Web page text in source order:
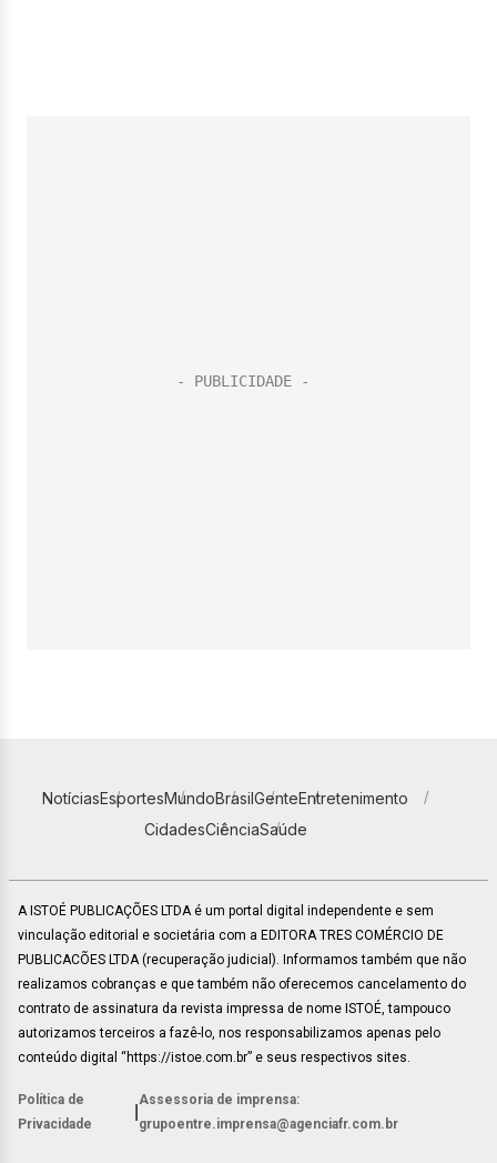
NotíciasEsportesMundoBrasilGenteEntretenimento
CidadesCiênciaSaúde
A ISTOÉ PUBLICAÇÕES LTDA é um portal digital independente e sem
vinculação editorial e societária com a EDITORA TRES COMÉRCIO DE
PUBLICACÕES LTDA (recuperação judicial). Informamos também que não
realizamos cobranças e que também não oferecemos cancelamento do
contrato de assinatura da revista impressa de nome ISTOÉ, tampouco
autorizamos terceiros a fazê-lo, nos responsabilizamos apenas pelo
conteúdo digital “https://istoe.com.br” e seus respectivos sites.
Política de
Privacidade
Assessoria de imprensa:
grupoentre.imprensa@agenciafr.com.br